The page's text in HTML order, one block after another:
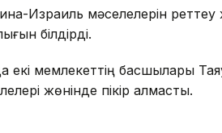
Израиль мәселелерін реттеу
білдірді.
екі мемлекеттің басшылары
жөнінде пікір алмасты.